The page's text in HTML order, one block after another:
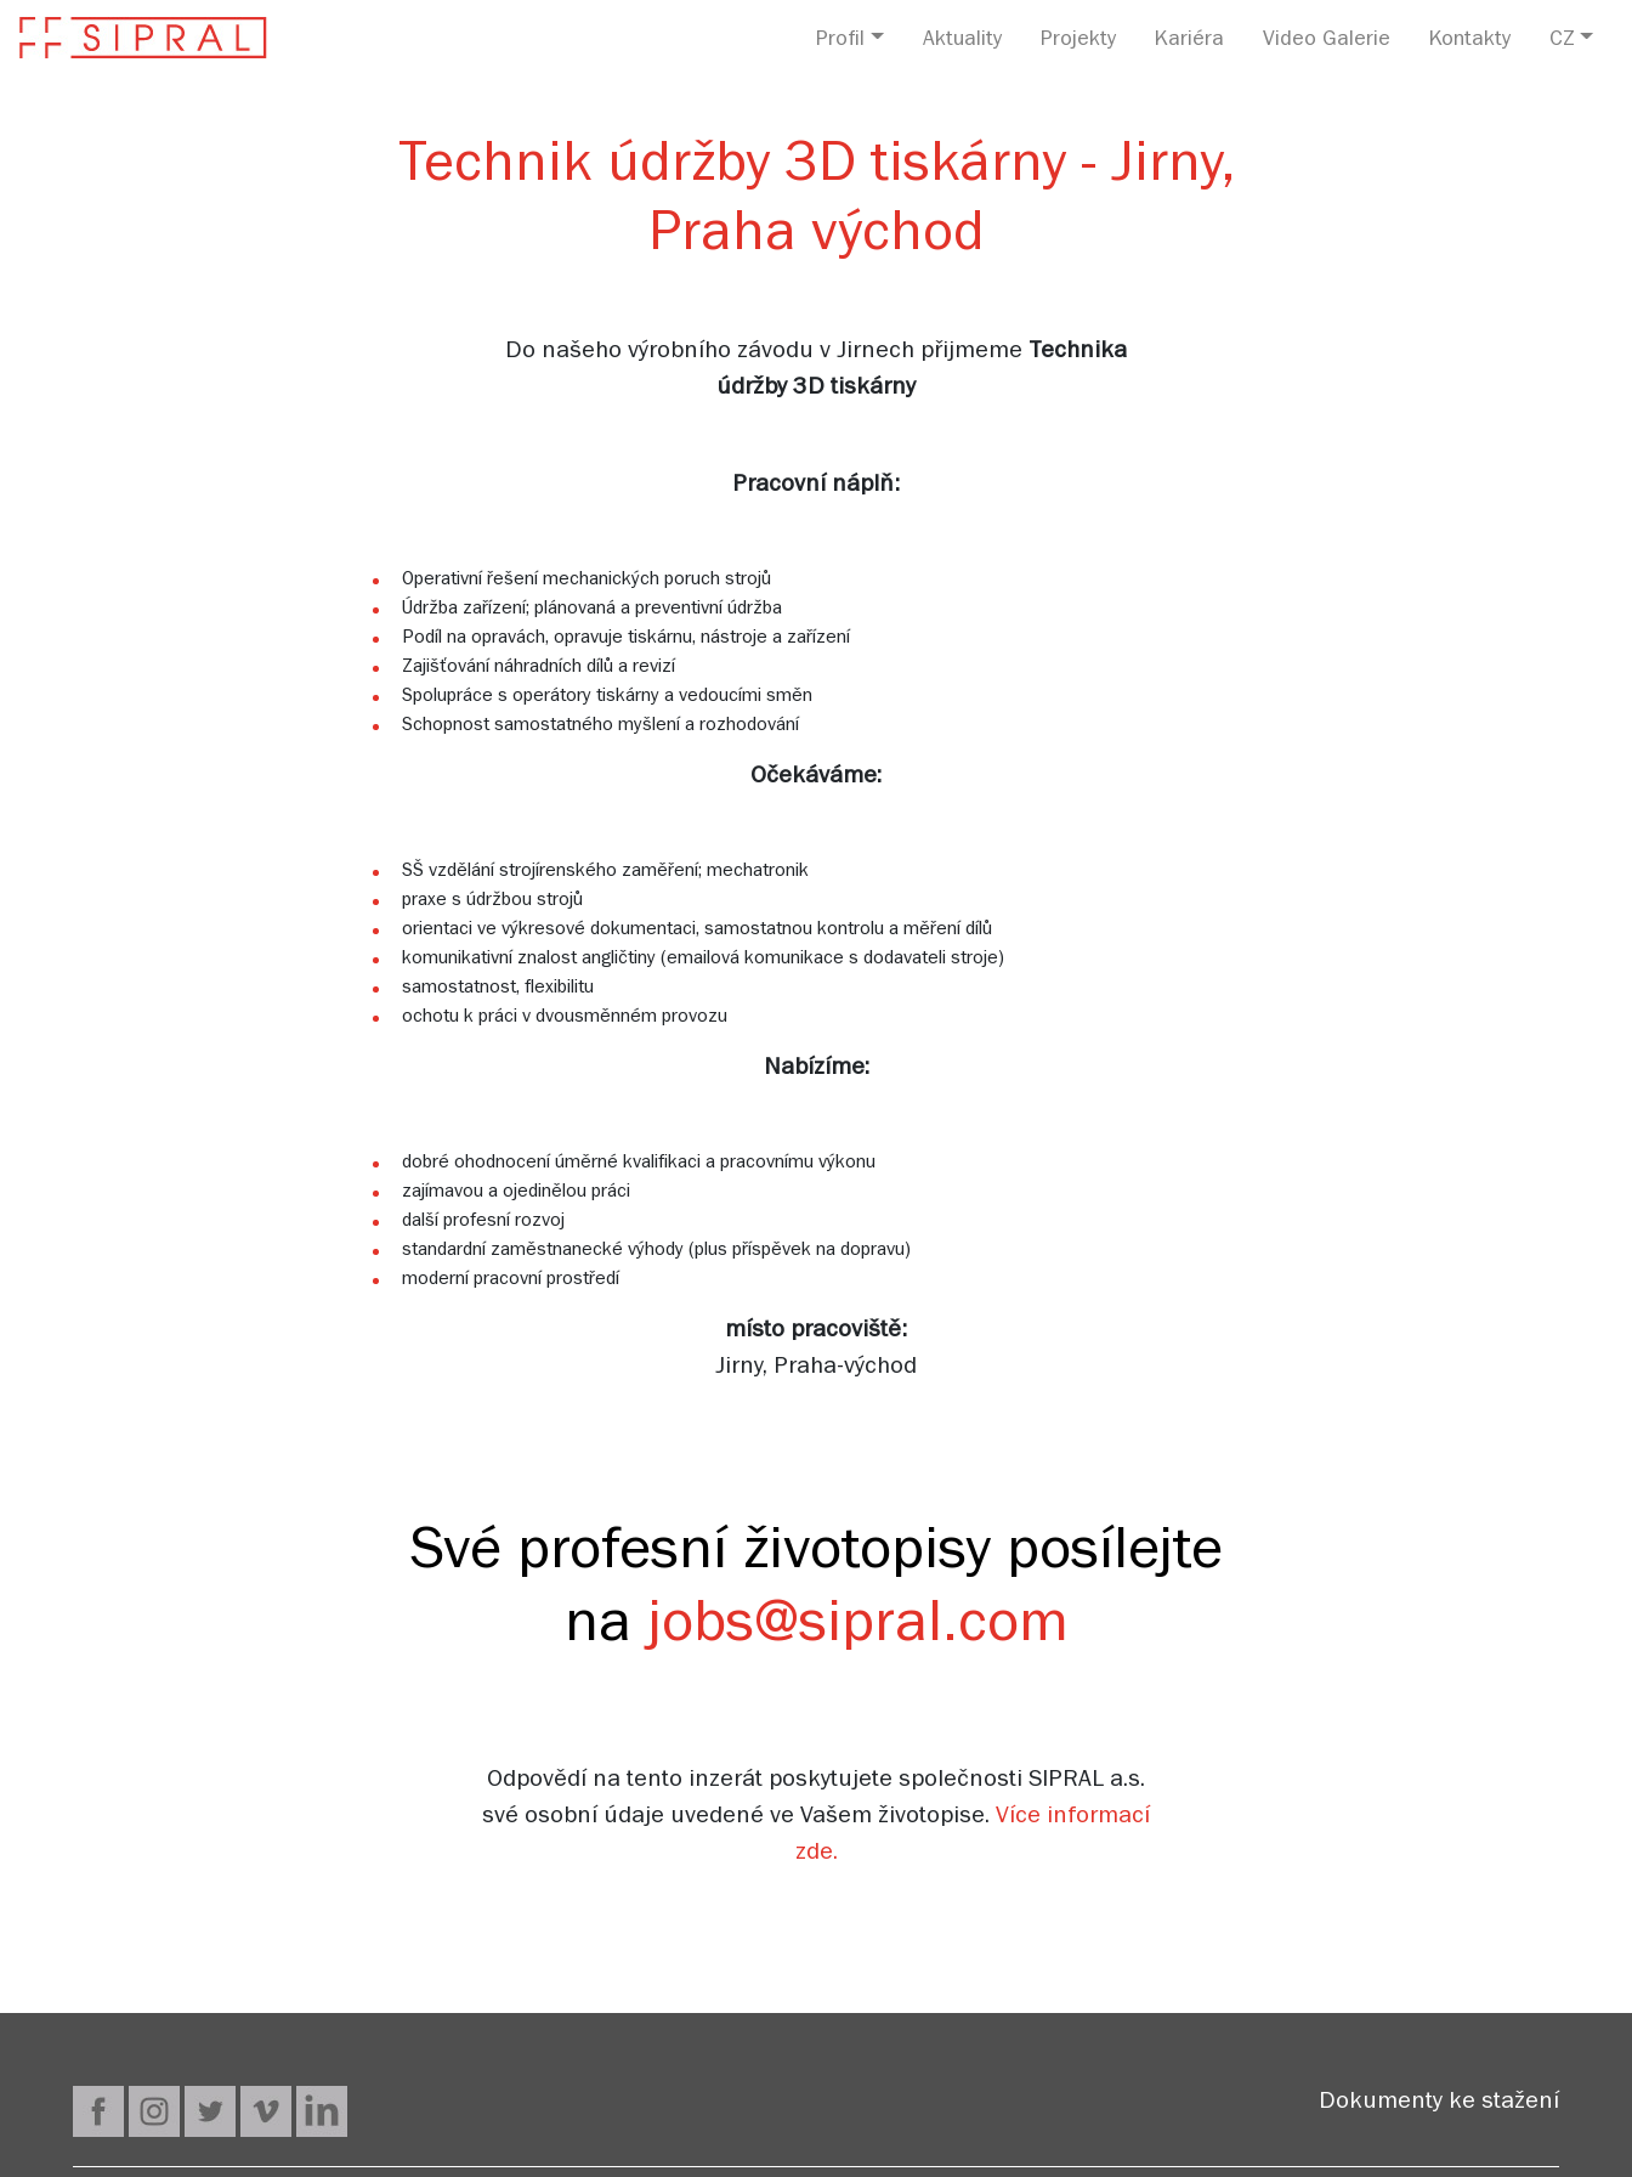
Profil Aktuality Projekty Kariéra Video Galerie Kontakty CZ
Technik údržby 3D tiskárny - Jirny,
Praha východ
Do našeho výrobního závodu v Jirnech přijmeme Technika
údržby 3D tiskárny
Pracovní náplň:
Operativní řešení mechanických poruch strojů
Údržba zařízení; plánovaná a preventivní údržba
Podíl na opravách, opravuje tiskárnu, nástroje a zařízení
Zajišťování náhradních dílů a revizí
Spolupráce s operátory tiskárny a vedoucími směn
Schopnost samostatného myšlení a rozhodování
Očekáváme:
SŠ vzdělání strojírenského zaměření; mechatronik
praxe s údržbou strojů
orientaci ve výkresové dokumentaci, samostatnou kontrolu a měření dílů
komunikativní znalost angličtiny (emailová komunikace s dodavateli stroje)
samostatnost, flexibilitu
ochotu k práci v dvousměnném provozu
Nabízíme:
dobré ohodnocení úměrné kvalifikaci a pracovnímu výkonu
zajímavou a ojedinělou práci
další profesní rozvoj
standardní zaměstnanecké výhody (plus příspěvek na dopravu)
moderní pracovní prostředí
místo pracoviště:
Jirny, Praha-východ
Své profesní životopisy posílejte
najobs@sipral.com
Odpovědí na tento inzerát poskytujete společnosti SIPRAL a.s.
své osobní údaje uvedené ve Vašem životopise. Více informací
zde.
Dokumenty ke stažení